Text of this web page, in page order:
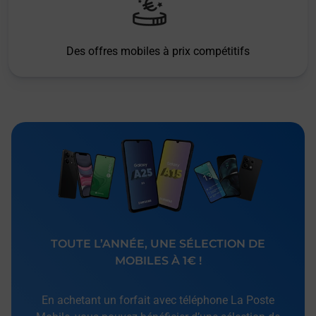
Des offres mobiles à prix compétitifs
TOUTE L’ANNÉE, UNE SÉLECTION DE
MOBILES À 1€ !
En achetant un forfait avec téléphone La Poste